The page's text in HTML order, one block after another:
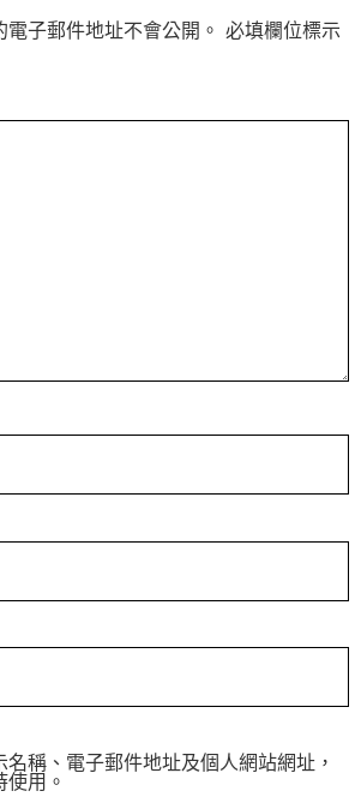
子郵件地址不會公開。 必填欄位標示
名稱、電子郵件地址及個人網站網址，
用。